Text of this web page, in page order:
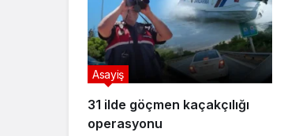
31 ilde göçmen kaçakçılığı
operasyonu
Asayiş